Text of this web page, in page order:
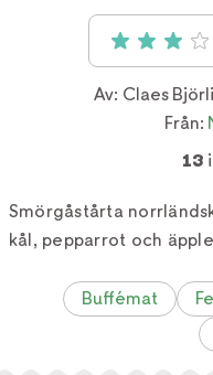
Betyg: 3 av
Av: Claes
Från:
13
Smörgåstårta
kål, pepparrot och
Buffémat